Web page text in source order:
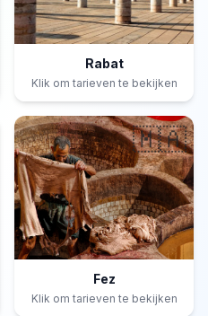
Rabat
Klik om tarieven te bekijken
🇲🇦
Fez
Klik om tarieven te bekijken